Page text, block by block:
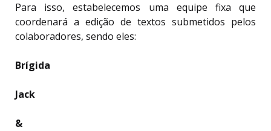
Para isso, estabelecemos uma equipe fixa que
coordenará a edição de textos submetidos pelos
colaboradores, sendo eles:
Brígida
Jack
&